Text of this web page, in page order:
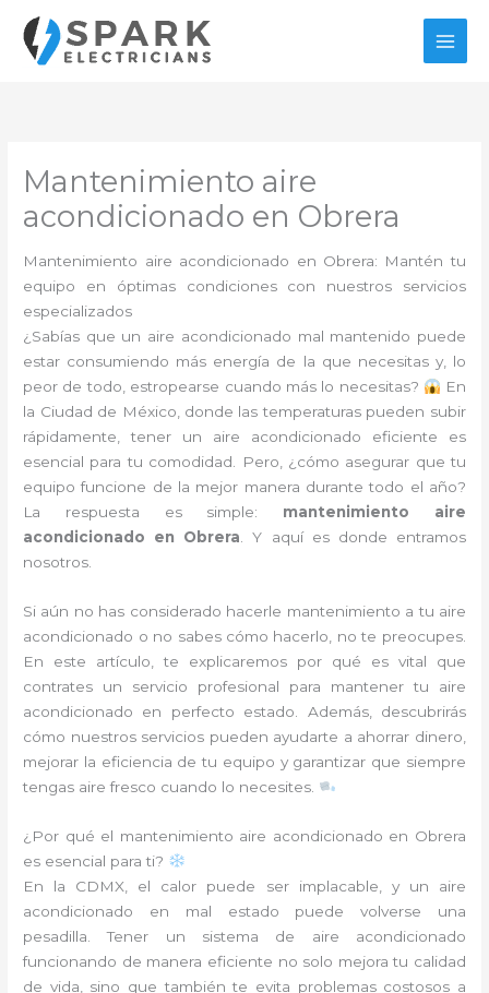
contenido
Mantenimiento aire
acondicionado en Obrera
Mantenimiento aire acondicionado en Obrera: Mantén tu
equipo en óptimas condiciones con nuestros servicios
especializados
¿Sabías que un aire acondicionado mal mantenido puede
estar consumiendo más energía de la que necesitas y, lo
peor de todo, estropearse cuando más lo necesitas?
En
la Ciudad de México, donde las temperaturas pueden subir
rápidamente, tener un aire acondicionado eficiente es
esencial para tu comodidad. Pero, ¿cómo asegurar que tu
equipo funcione de la mejor manera durante todo el año?
La respuesta es simple: mantenimiento aire
acondicionado en Obrera. Y aquí es donde entramos
nosotros.
Si aún no has considerado hacerle mantenimiento a tu aire
acondicionado o no sabes cómo hacerlo, no te preocupes.
En este artículo, te explicaremos por qué es vital que
contrates un servicio profesional para mantener tu aire
acondicionado en perfecto estado. Además, descubrirás
cómo nuestros servicios pueden ayudarte a ahorrar dinero,
mejorar la eficiencia de tu equipo y garantizar que siempre
tengas aire fresco cuando lo necesites.
¿Por qué el mantenimiento aire acondicionado en Obrera
es esencial para ti?
En la CDMX, el calor puede ser implacable, y un aire
acondicionado en mal estado puede volverse una
pesadilla. Tener un sistema de aire acondicionado
funcionando de manera eficiente no solo mejora tu calidad
de vida, sino que también te evita problemas costosos a